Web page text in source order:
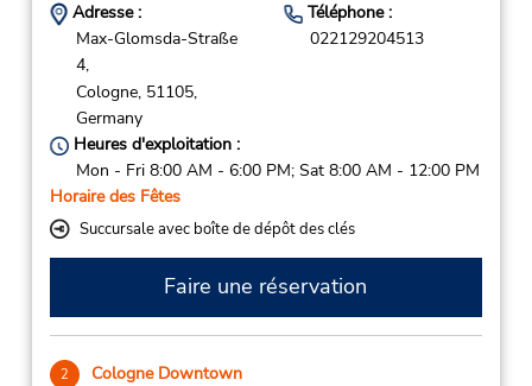
Adresse :
Max-Glomsda-Straße
4,
Cologne, 51105,
Germany
Téléphone :
022129204513
Heures d'exploitation :
Mon - Fri 8:00 AM - 6:00 PM; Sat 8:00 AM - 12:00 PM
Horaire des Fêtes
Succursale avec boîte de dépôt des clés
Faire une réservation
2 Cologne Downtown